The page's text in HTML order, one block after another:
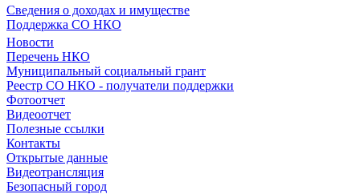
Сведения о доходах и имуществе
Поддержка СО НКО
Новости
Перечень НКО
Муниципальный социальный грант
Реестр СО НКО - получатели поддержки
Фотоотчет
Видеоотчет
Полезные ссылки
Контакты
Открытые данные
Видеотрансляция
Безопасный город